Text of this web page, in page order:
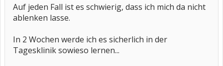
Auf jeden Fall ist es schwierig, dass ich mich da nicht
ablenken lasse.
In 2 Wochen werde ich es sicherlich in der
Tagesklinik sowieso lernen...